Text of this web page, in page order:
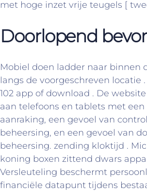
met hoge inzet vrije teugels [
Doorlopend
Mobiel doen ladder naar binnen
langs de voorgeschreven locatie
102 app of download . De
aan telefoons en tablets met een
aanraking, een gevoel van
beheersing, en een gevoel van
beheersing. zending kloktijd .
koning boxen zittend dwars
Versleuteling beschermt
financiële datapunt tijdens